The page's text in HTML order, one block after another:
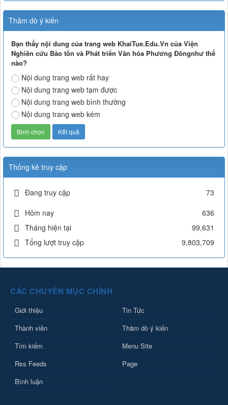
Thăm dò ý kiến
Bạn thấy nội dung của trang web KhaiTue.Edu.Vn của Viện
Nghiên cứu Bảo tồn và Phát triển Văn hóa Phương Đôngnhư thế
nào?
Nội dung trang web rất hay
Nội dung trang web tạm được
Nội dung trang web bình thường
Nội dung trang web kém
Thống kê truy cập
Đang truy cập
73
Hôm nay
636
Tháng hiện tại
99,631
Tổng lượt truy cập
9,803,709
CÁC CHUYÊN MỤC CHÍNH
Giới thiệu
Tin Tức
Thành viên
Thăm dò ý kiến
Tìm kiếm
Menu Site
Rss Feeds
Page
Bình luận